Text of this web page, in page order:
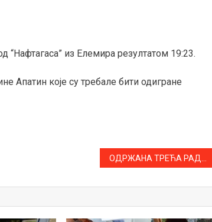
из Елемира резултатом 19:23.
Апатин које су требале бити одигране